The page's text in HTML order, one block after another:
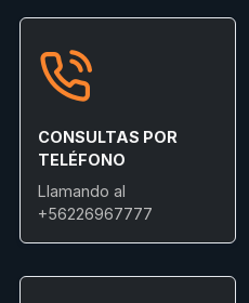
CONSULTAS POR
TELÉFONO
Llamando al
+56226967777